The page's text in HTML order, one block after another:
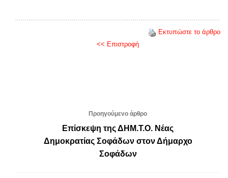
Εκτυπώστε το άρθρο
<< Επιστροφή
Προηγούμενο άρθρο
Επίσκεψη της ΔΗΜ.Τ.Ο. Νέας
Δημοκρατίας Σοφάδων στον Δήμαρχο
Σοφάδων